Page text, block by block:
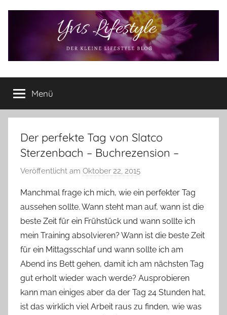
Yvis
Lifestyle
Lifestyle
Blog
–
Lifestyle,
Rezensionen,
Produkttests
und
mehr
Menü
Der perfekte Tag von Slatco
Sterzenbach – Buchrezension –
Veröffentlicht am Oktober 22, 2015
n
Y
v
o
n
n
e
Manchmal frage ich mich, wie ein perfekter Tag
aussehen sollte. Wann steht man auf, wann ist die
beste Zeit für ein Frühstück und wann sollte ich
mein Training absolvieren? Wann ist die beste Zeit
für ein Mittagsschlaf und wann sollte ich am
Abend ins Bett gehen, damit ich am nächsten Tag
gut erholt wieder wach werde? Ausprobieren
kann man einiges aber da der Tag 24 Stunden hat,
ist das wirklich viel Arbeit raus zu finden, wie was